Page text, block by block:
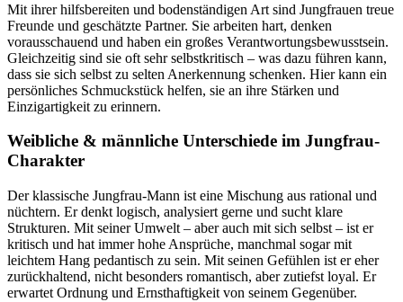
Mit ihrer hilfsbereiten und bodenständigen Art sind Jungfrauen treue
Freunde und geschätzte Partner. Sie arbeiten hart, denken
vorausschauend und haben ein großes Verantwortungsbewusstsein.
Gleichzeitig sind sie oft sehr selbstkritisch – was dazu führen kann,
dass sie sich selbst zu selten Anerkennung schenken. Hier kann ein
persönliches Schmuckstück helfen, sie an ihre Stärken und
Einzigartigkeit zu erinnern.
Weibliche & männliche Unterschiede im Jungfrau-
Charakter
Der klassische Jungfrau-Mann ist eine Mischung aus rational und
nüchtern. Er denkt logisch, analysiert gerne und sucht klare
Strukturen. Mit seiner Umwelt – aber auch mit sich selbst – ist er
kritisch und hat immer hohe Ansprüche, manchmal sogar mit
leichtem Hang pedantisch zu sein. Mit seinen Gefühlen ist er eher
zurückhaltend, nicht besonders romantisch, aber zutiefst loyal. Er
erwartet Ordnung und Ernsthaftigkeit von seinem Gegenüber.